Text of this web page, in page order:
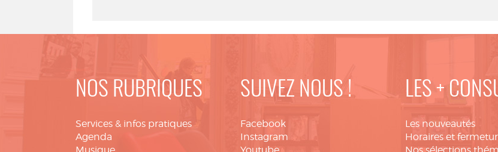
NOS RUBRIQUES
Services & infos pratiques
Agenda
SUIVEZ NOUS !
Facebook
Instagram
LES +
Les nouveautés
Horaires et